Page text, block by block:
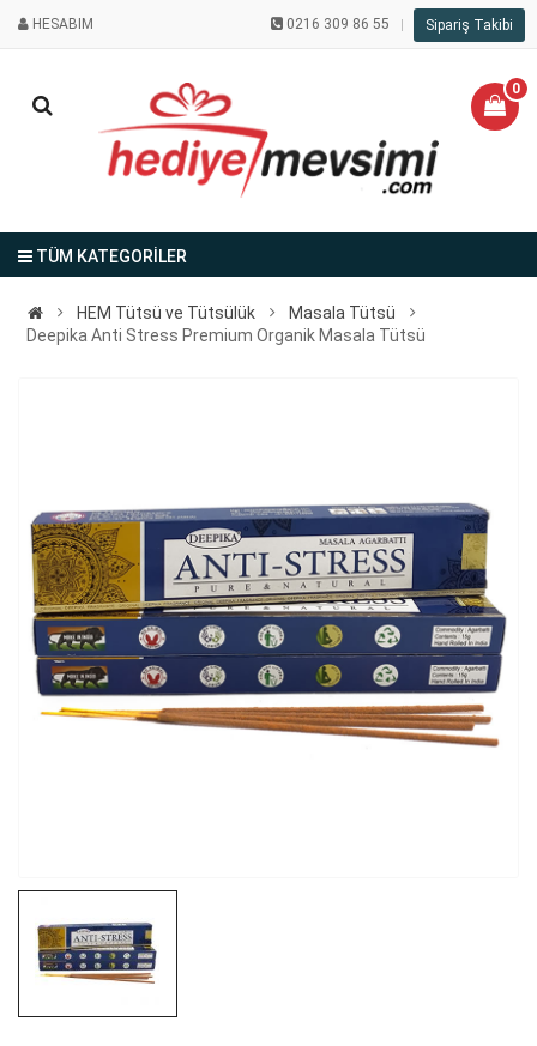
HESABIM 0216 309 86 55 Sipariş Takibi
0
TÜM KATEGORİLER
HEM Tütsü ve Tütsülük
Masala Tütsü
Deepika Anti Stress Premium Organik Masala Tütsü